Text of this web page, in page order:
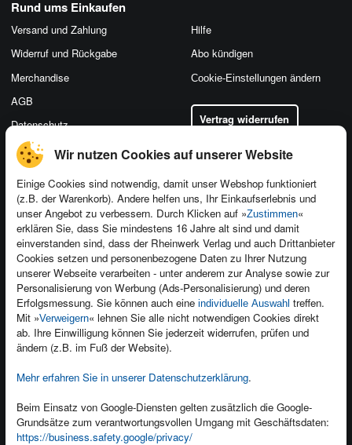
Wir nutzen Cookies auf unserer Website
Einige Cookies sind notwendig, damit unser Webshop funktioniert
(z.B. der Warenkorb). Andere helfen uns, Ihr Einkaufserlebnis und
unser Angebot zu verbessern. Durch Klicken auf »Zustimmen«
erklären Sie, dass Sie mindestens 16 Jahre alt sind und damit
einverstanden sind, dass der Rheinwerk Verlag und auch Drittanbieter
Cookies setzen und personenbezogene Daten zu Ihrer Nutzung
unserer Webseite verarbeiten - unter anderem zur Analyse sowie zur
Personalisierung von Werbung (Ads-Personalisierung) und deren
Erfolgsmessung. Sie können auch eine individuelle Auswahl treffen.
Mit »Verweigern« lehnen Sie alle nicht notwendigen Cookies direkt
ab. Ihre Einwilligung können Sie jederzeit widerrufen, prüfen und
ändern (z.B. im Fuß der Website).
Mehr erfahren Sie in unserer Datenschutzerklärung.
Beim Einsatz von Google-Diensten gelten zusätzlich die Google-
Grundsätze zum verantwortungsvollen Umgang mit Geschäftsdaten:
https://business.safety.google/privacy/
Kontakt
Newsletter
Für Unternehmen
Presseservice
Dozentenservice
Produktfeedback
Foreign Rights
Ein Buch schreiben
Rund ums Einkaufen
Versand und Zahlung
Widerruf und Rückgabe
Merchandise
AGB
Datenschutz
Hilfe
Abo kündigen
Cookie-Einstellungen ändern
Vertrag widerrufen
Kundenservice
Wir sind gerne für Sie da!
service@rheinwerk-verlag.de